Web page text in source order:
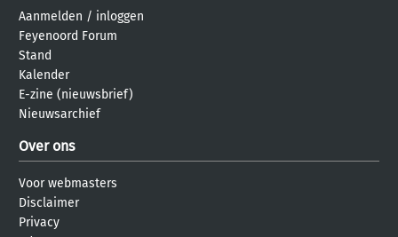
Aanmelden / inloggen
Feyenoord Forum
Stand
Kalender
E-zine (nieuwsbrief)
Nieuwsarchief
Over ons
Voor webmasters
Disclaimer
Privacy